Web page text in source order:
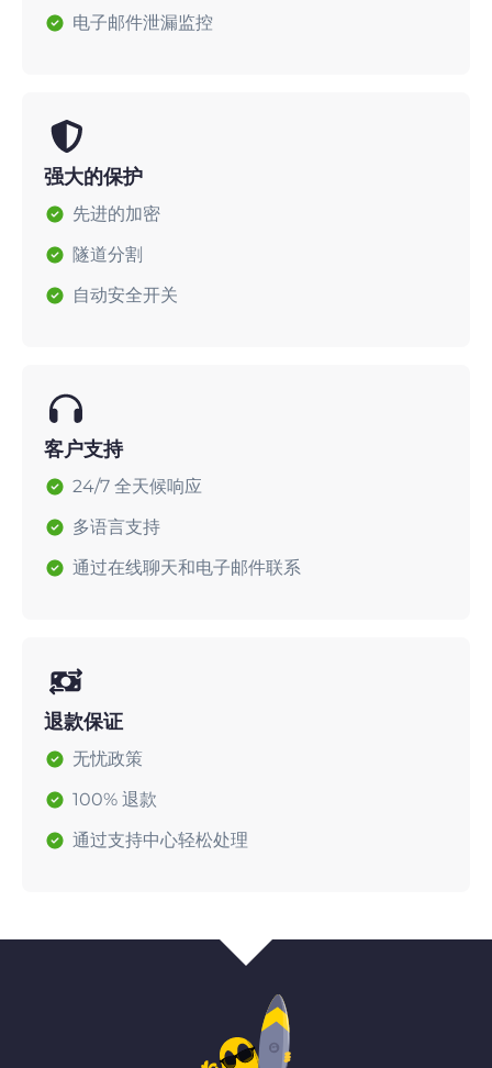
电子邮件泄漏监控
强大的保护
先进的加密
隧道分割
自动安全开关
客户支持
24/7 全天候响应
多语言支持
通过在线聊天和电子邮件联系
退款保证
无忧政策
100% 退款
通过支持中心轻松处理